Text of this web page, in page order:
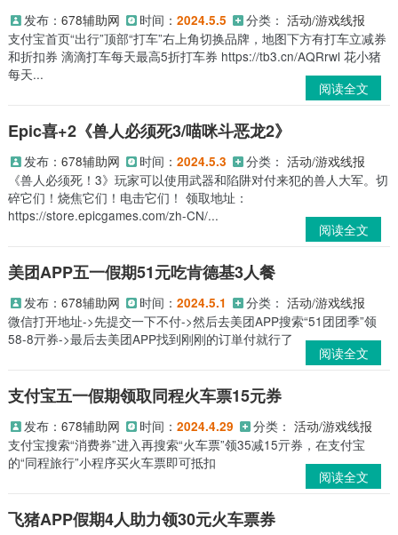
发布： 678辅助网 时间： 2024.5.5 分类： 活动/游戏线报
支付宝首页“出行”顶部“打车”右上角切换品牌，地图下方有打车立减券
和折扣券 滴滴打车每天最高5折打车券 https://tb3.cn/AQRrwl 花小猪
每天...
阅读全文
Epic喜+2《兽人必须死3/喵咪斗恶龙2》
发布： 678辅助网 时间： 2024.5.3 分类： 活动/游戏线报
《兽人必须死！3》玩家可以使用武器和陷阱对付来犯的兽人大军。切
碎它们！烧焦它们！电击它们！ 领取地址：
https://store.epicgames.com/zh-CN/...
阅读全文
美团APP五一假期51元吃肯德基3人餐
发布： 678辅助网 时间： 2024.5.1 分类： 活动/游戏线报
微信打开地址->先提交一下不付->然后去美团APP搜索“51团团季”领
58-8亓券->最后去美团APP找到刚刚的订単付就行了
阅读全文
支付宝五一假期领取同程火车票15元券
发布： 678辅助网 时间： 2024.4.29 分类： 活动/游戏线报
支付宝搜索“消费券”进入再搜索“火车票”领35减15亓券，在支付宝
的“同程旅行”小程序买火车票即可抵扣
阅读全文
飞猪APP假期4人助力领30元火车票券